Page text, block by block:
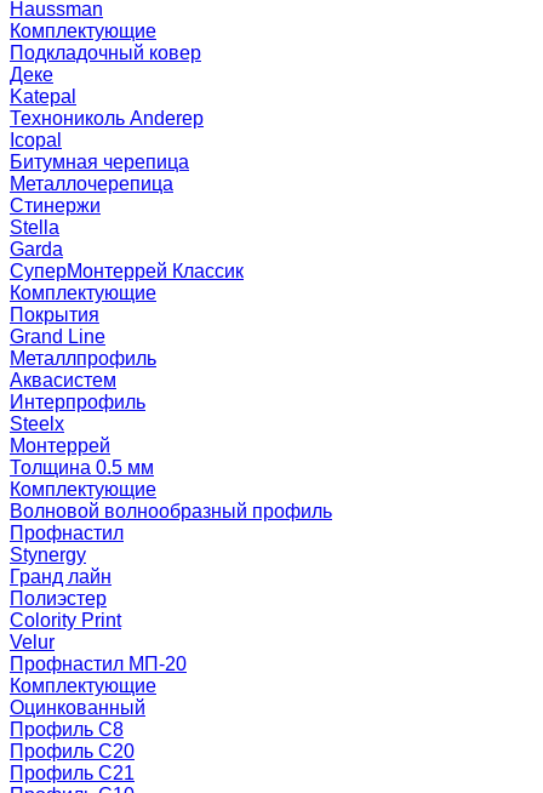
Haussman
Комплектующие
Подкладочный ковер
Деке
Katepal
Технониколь Anderep
Icopal
Битумная черепица
Металлочерепица
Стинержи
Stella
Garda
СуперМонтеррей Классик
Комплектующие
Покрытия
Grand Line
Металлпрофиль
Аквасистем
Интерпрофиль
Steelx
Монтеррей
Толщина 0.5 мм
Комплектующие
Волновой волнообразный профиль
Профнастил
Stynergy
Гранд лайн
Полиэстер
Colority Print
Velur
Профнастил МП-20
Комплектующие
Оцинкованный
Профиль С8
Профиль С20
Профиль С21